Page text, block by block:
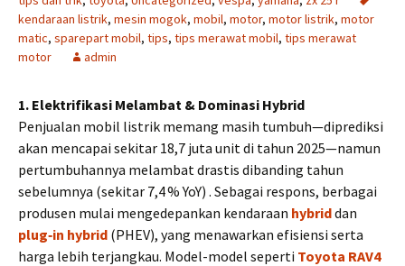
kendaraan listrik, mesin mogok, mobil, motor, motor listrik, motor
matic, sparepart mobil, tips, tips merawat mobil, tips merawat
motor
admin
1. Elektrifikasi Melambat & Dominasi Hybrid
Penjualan mobil listrik memang masih tumbuh—diprediksi
akan mencapai sekitar 18,7 juta unit di tahun 2025—namun
pertumbuhannya melambat drastis dibanding tahun
sebelumnya (sekitar 7,4 % YoY) . Sebagai respons, berbagai
produsen mulai mengedepankan kendaraan hybriddan
plug‑in hybrid (PHEV), yang menawarkan efisiensi serta
harga lebih terjangkau. Model-model seperti Toyota RAV4